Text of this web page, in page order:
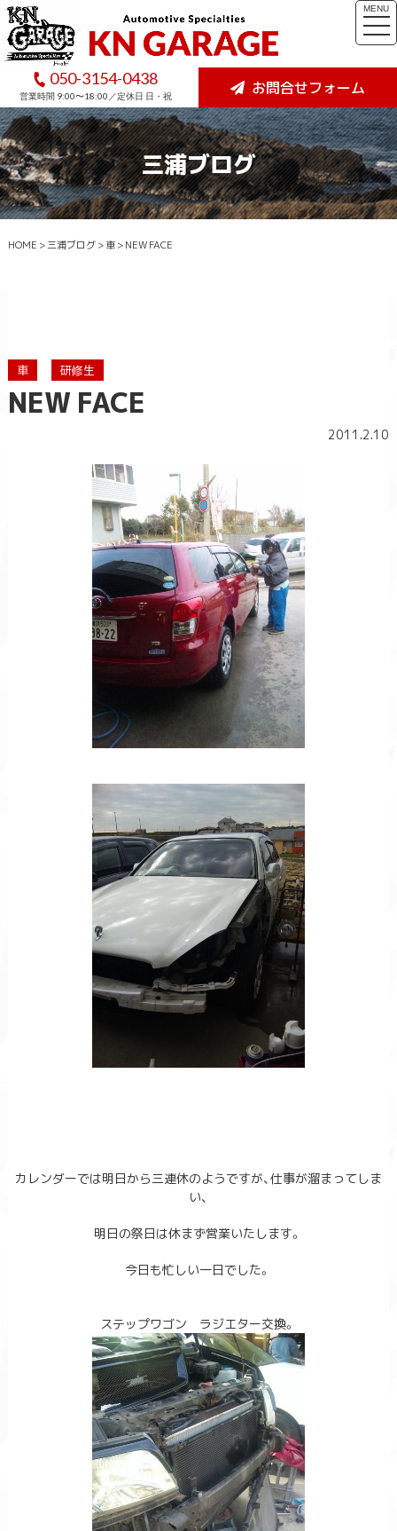
050-3154-0438
営業時間 9:00〜18:00／定休日 日・祝 お問合せフォーム
MENU
三浦ブログ
HOME >三浦ブログ>車>NEW FACE
車 研修生
NEW FACE
2011.2.10
カレンダーでは明日から三連休のようですが、仕事が溜まってしま
い、
明日の祭日は休まず営業いたします。
今日も忙しい一日でした。
ステップワゴン ラジエター交換。